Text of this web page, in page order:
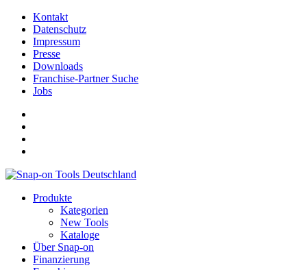
Kontakt
Datenschutz
Impressum
Presse
Downloads
Franchise-Partner Suche
Jobs
Produkte
Kategorien
New Tools
Kataloge
Über Snap-on
Finanzierung